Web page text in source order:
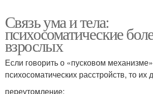
Связь ума и тела:
психосоматические
взрослых
Если говорить о «пусковом механизме»
психосоматических расстройств, то их
переутомление;